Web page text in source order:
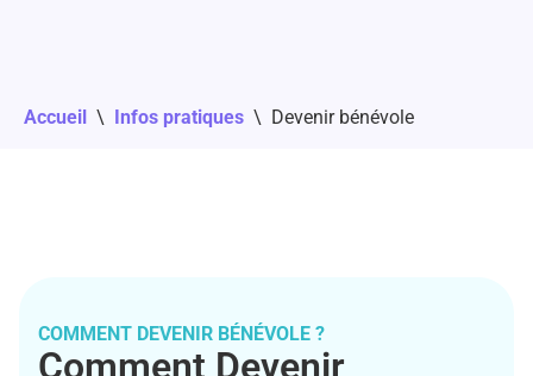
Accueil \ Infos pratiques \ Devenir bénévole
COMMENT DEVENIR BÉNÉVOLE ?
Comment Devenir